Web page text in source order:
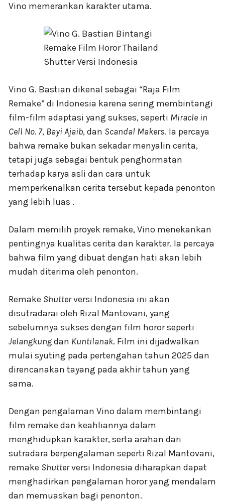
Vino memerankan karakter utama.
Vino G. Bastian dikenal sebagai “Raja Film
Remake” di Indonesia karena sering membintangi
film-film adaptasi yang sukses, seperti Miracle in
Cell No. 7, Bayi Ajaib, dan Scandal Makers. Ia percaya
bahwa remake bukan sekadar menyalin cerita,
tetapi juga sebagai bentuk penghormatan
terhadap karya asli dan cara untuk
memperkenalkan cerita tersebut kepada penonton
yang lebih luas .
Dalam memilih proyek remake, Vino menekankan
pentingnya kualitas cerita dan karakter. Ia percaya
bahwa film yang dibuat dengan hati akan lebih
mudah diterima oleh penonton.
Remake Shutterversi Indonesia ini akan
disutradarai oleh Rizal Mantovani, yang
sebelumnya sukses dengan film horor seperti
Jelangkungdan Kuntilanak. Film ini dijadwalkan
mulai syuting pada pertengahan tahun 2025 dan
direncanakan tayang pada akhir tahun yang
sama.
Dengan pengalaman Vino dalam membintangi
film remake dan keahliannya dalam
menghidupkan karakter, serta arahan dari
sutradara berpengalaman seperti Rizal Mantovani,
remake Shutterversi Indonesia diharapkan dapat
menghadirkan pengalaman horor yang mendalam
dan memuaskan bagi penonton.